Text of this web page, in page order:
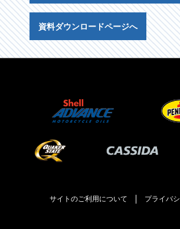
資料ダウンロードページへ
サイトのご利用について プライバ